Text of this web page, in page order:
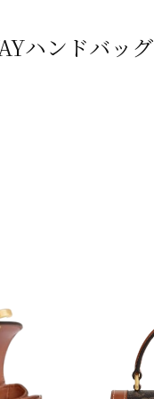
ハンドバッグ